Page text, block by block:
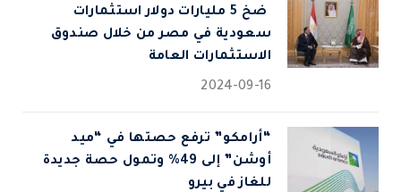
⁠ ضخ 5 مليارات دولار استثمارات
سعودية في مصر من خلال صندوق
الاستثمارات العامة
2024-09-16
“أرامكو” ترفع حصتها في “ميد
أوشن” إلى 49% وتمول حصة جديدة
للغاز في بيرو